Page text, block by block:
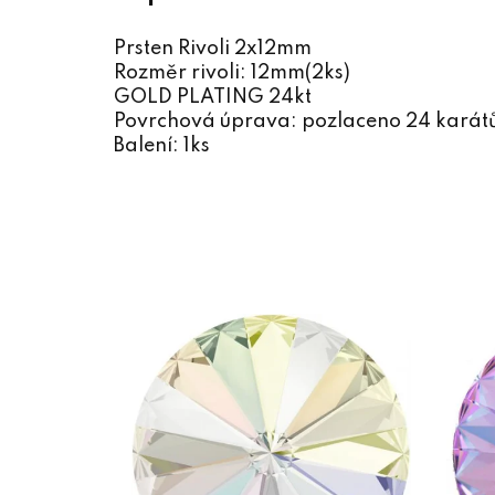
Prsten Rivoli 2x12mm
Rozměr rivoli: 12mm(2ks)
GOLD PLATING 24kt
Povrchová úprava: pozlaceno 24
Balení: 1ks